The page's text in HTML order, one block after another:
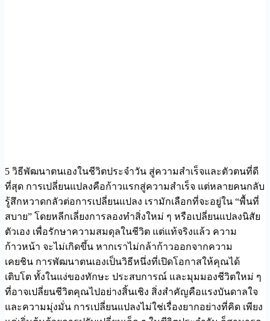
5 วิธีพัฒนาตนเองในชีวิตประจำวัน สู่ความสำเร็จและตัวตนที่ดี
ที่สุด การเปลี่ยนแปลงคือก้าวแรกสู่ความสำเร็จ แต่หลายคนกลับ
รู้สึกหวาดกลัวต่อการเปลี่ยนแปลง เรามักเลือกที่จะอยู่ใน “พื้นที่
สบาย” โดยหลีกเลี่ยงการลองทำสิ่งใหม่ ๆ หรือเปลี่ยนแปลงนิสัย
ตัวเอง เพื่อรักษาความสมดุลในชีวิต แต่แท้จริงแล้ว ความ
ก้าวหน้า จะไม่เกิดขึ้น หากเราไม่กล้าก้าวออกจากความ
เคยชิน การพัฒนาตนเองเป็นวิธีหนึ่งที่เปิดโอกาสให้คุณได้
เติบโต ทั้งในแง่ของทักษะ ประสบการณ์ และมุมมองชีวิตใหม่ ๆ
ที่อาจเปลี่ยนชีวิตคุณไปอย่างสิ้นเชิง สิ่งสำคัญคือแรงบันดาลใจ
และความมุ่งมั่น การเปลี่ยนแปลงไม่ใช่เรื่องยากอย่างที่คิด เพียง